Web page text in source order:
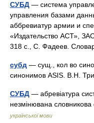
СУБД — система
управления базами
аббревиатур армии и
«Издательство АСТ»,
318 с., С. Фадеев.
субд — сущ., кол во
синонимов ASIS. В.Н.
СУБД — абревіатура
незмінювана
української мови